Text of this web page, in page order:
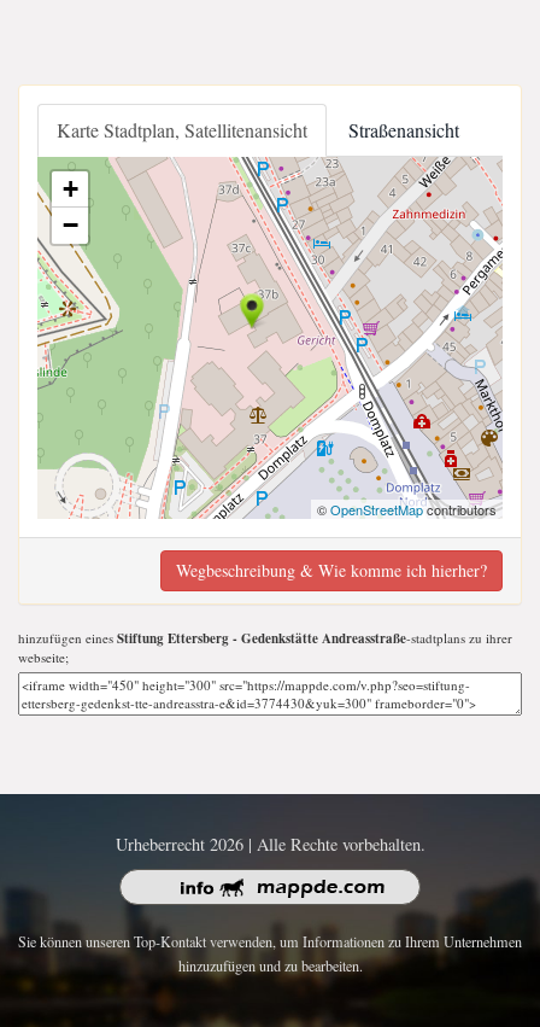
Karte Stadtplan, Satellitenansicht Straßenansicht
+
−
©OpenStreetMapcontributors
Wegbeschreibung & Wie komme ich hierher?
hinzufügen eines Stiftung Ettersberg - Gedenkstätte Andreasstraße-stadtplans zu ihrer
webseite;
Urheberrecht 2026 | Alle Rechte vorbehalten.
Sie können unseren Top-Kontakt verwenden, um Informationen zu Ihrem Unternehmen
hinzuzufügen und zu bearbeiten.